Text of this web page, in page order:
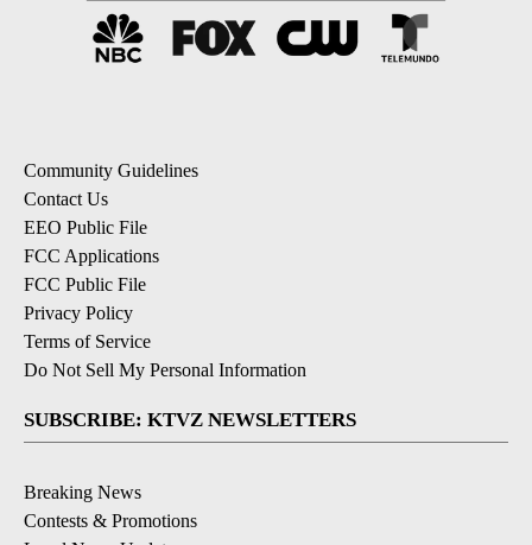
Community Guidelines
Contact Us
EEO Public File
FCC Applications
FCC Public File
Privacy Policy
Terms of Service
Do Not Sell My Personal Information
SUBSCRIBE: KTVZ NEWSLETTERS
Breaking News
Contests & Promotions